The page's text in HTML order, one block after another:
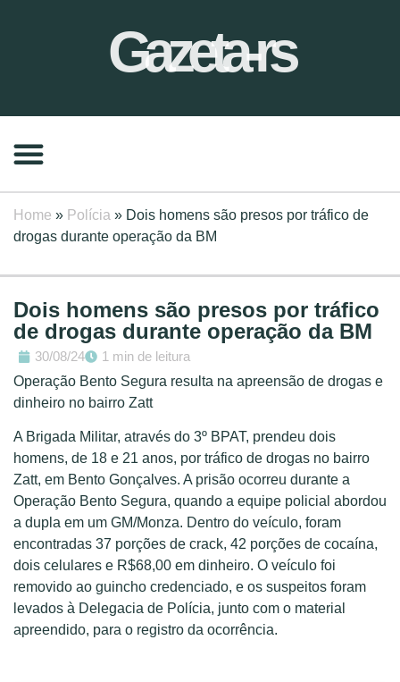
Gazeta-rs
Home » Polícia » Dois homens são presos por tráfico de
drogas durante operação da BM
Dois homens são presos por tráfico
de drogas durante operação da BM
30/08/24
1 min de leitura
Operação Bento Segura resulta na apreensão de drogas e
dinheiro no bairro Zatt
A Brigada Militar, através do 3º BPAT, prendeu dois
homens, de 18 e 21 anos, por tráfico de drogas no bairro
Zatt, em Bento Gonçalves. A prisão ocorreu durante a
Operação Bento Segura, quando a equipe policial abordou
a dupla em um GM/Monza. Dentro do veículo, foram
encontradas 37 porções de crack, 42 porções de cocaína,
dois celulares e R$68,00 em dinheiro. O veículo foi
removido ao guincho credenciado, e os suspeitos foram
levados à Delegacia de Polícia, junto com o material
apreendido, para o registro da ocorrência.